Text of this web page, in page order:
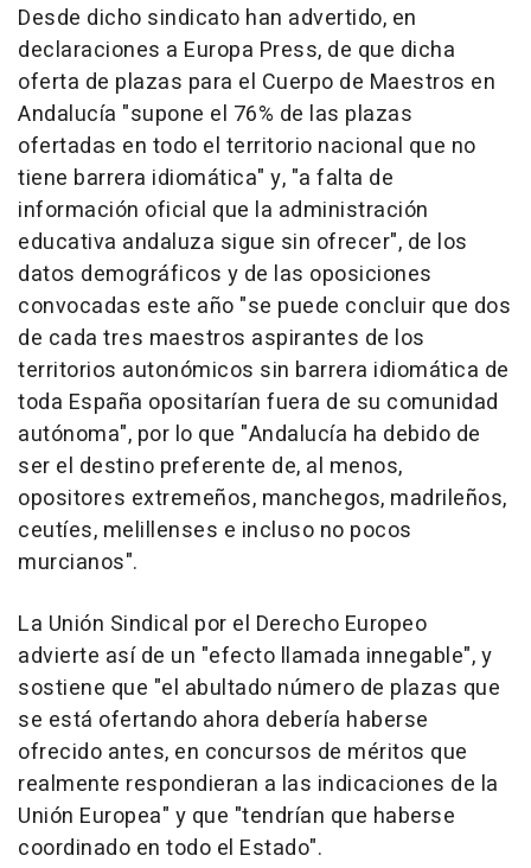
Desde dicho sindicato han advertido, en
declaraciones a Europa Press, de que dicha
oferta de plazas para el Cuerpo de Maestros en
Andalucía "supone el 76% de las plazas
ofertadas en todo el territorio nacional que no
tiene barrera idiomática" y, "a falta de
información oficial que la administración
educativa andaluza sigue sin ofrecer", de los
datos demográficos y de las oposiciones
convocadas este año "se puede concluir que dos
de cada tres maestros aspirantes de los
territorios autonómicos sin barrera idiomática de
toda España opositarían fuera de su comunidad
autónoma", por lo que "Andalucía ha debido de
ser el destino preferente de, al menos,
opositores extremeños, manchegos, madrileños,
ceutíes, melillenses e incluso no pocos
murcianos".
La Unión Sindical por el Derecho Europeo
advierte así de un "efecto llamada innegable", y
sostiene que "el abultado número de plazas que
se está ofertando ahora debería haberse
ofrecido antes, en concursos de méritos que
realmente respondieran a las indicaciones de la
Unión Europea" y que "tendrían que haberse
coordinado en todo el Estado".